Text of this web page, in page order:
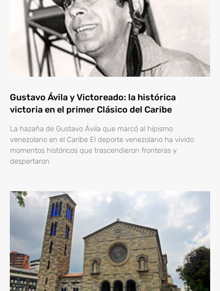
Gustavo Ávila y Victoreado: la histórica
victoria en el primer Clásico del Caribe
La hazaña de Gustavo Ávila que marcó al hipismo
venezolano en el Caribe El deporte venezolano ha vivido
momentos históricos que trascendieron fronteras y
despertaron